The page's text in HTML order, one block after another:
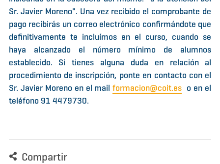
Sr. Javier Moreno". Una vez recibido el comprobante de
pago recibirás un correo electrónico confirmándote que
definitivamente te incluímos en el curso, cuando se
haya alcanzado el número mínimo de alumnos
establecido. Si tienes alguna duda en relación al
procedimiento de inscripción, ponte en contacto con el
Sr. Javier Moreno en el mailformacion@coit.es o en el
teléfono 91 4479730.
Compartir